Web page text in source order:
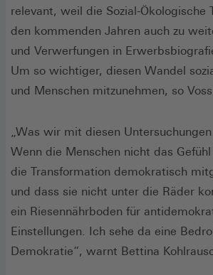
relevant, weil die Sozial-Ökologische
den kommenden Jahren auch zu
und Verwerfungen in
Um so wichtiger, diesen Wandel
und Menschen mitzunehmen, so
„Was wir mit diesen
Wenn die Menschen nicht das
die Transformation demokratisch
und dass sie nicht unter die Räder
ein Riesennährboden für
Einstellungen. Ich sehe da eine
Demokratie“, warnt Bettina